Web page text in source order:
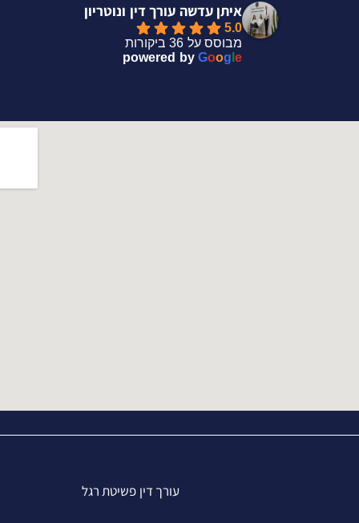
איתן עדשה עורך דין ונוטריון
5.0
מבוסס על 36 ביקורות
powered byGoog le
עורך דין פשיטת רגל